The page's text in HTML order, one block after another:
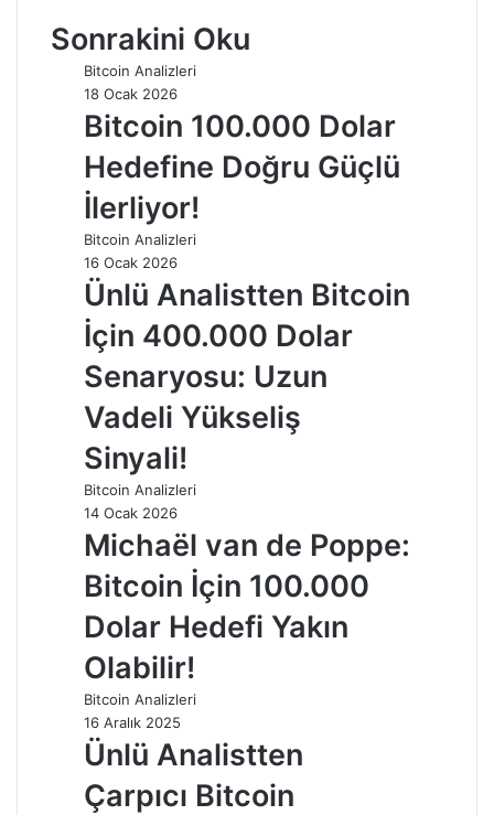
Sonrakini Oku
Bitcoin Analizleri
18 Ocak 2026
Bitcoin 100.000 Dolar
Hedefine Doğru Güçlü
İlerliyor!
Bitcoin Analizleri
16 Ocak 2026
Ünlü Analistten Bitcoin
İçin 400.000 Dolar
Senaryosu: Uzun
Vadeli Yükseliş
Sinyali!
Bitcoin Analizleri
14 Ocak 2026
Michaël van de Poppe:
Bitcoin İçin 100.000
Dolar Hedefi Yakın
Olabilir!
Bitcoin Analizleri
16 Aralık 2025
Ünlü Analistten
Çarpıcı Bitcoin